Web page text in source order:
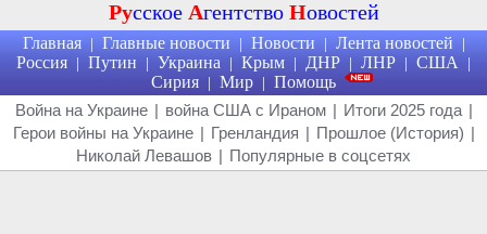
Русское Агентство Новостей
Главная | Главные новости | Новости | Лента новостей |
Россия | Путин | Украина | Крым | ДНР | ЛНР | США |
Сирия | Мир | Помощь
Война на Украине | война США с Ираном | Итоги 2025 года |
Герои войны на Украине | Гренландия | Прошлое (История) |
Николай Левашов | Популярные в соцсетях